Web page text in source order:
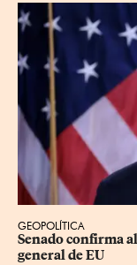
GEOPOLÍTICA
Senado confirma
general de EU